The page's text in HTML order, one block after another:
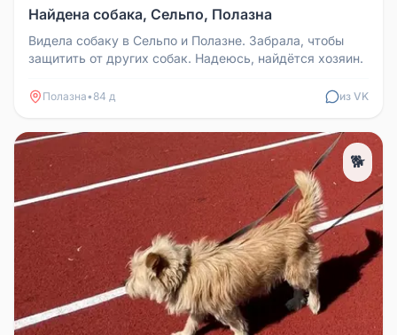
Найдена собака, Сельпо, Полазна
Видела собаку в Сельпо и Полазне. Забрала, чтобы
защитить от других собак. Надеюсь, найдётся хозяин.
Полазна• 84 д из VK
🐕